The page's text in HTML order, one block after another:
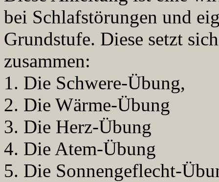
bei Schlafstörungen und
Grundstufe. Diese setzt
zusammen:
1. Die Schwere-Übung,
2. Die Wärme-Übung
3. Die Herz-Übung
4. Die Atem-Übung
5. Die Sonnengeflecht-